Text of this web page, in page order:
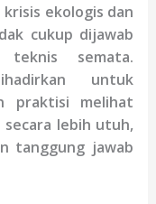
ekologis dan
cukup dijawab
semata.
untuk
praktisi melihat
secara lebih utuh,
tanggung jawab